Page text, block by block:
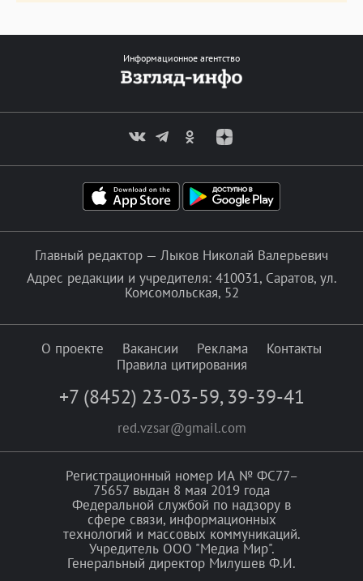
Информационное агентство
Главный редактор — Лыков Николай Валерьевич
Адрес редакции и учредителя: 410031, Саратов, ул.
Комсомольская, 52
О проекте Вакансии Реклама
Контакты
Правила цитирования
+7 (8452) 23-03-59, 39-39-41
red.vzsar@gmail.com
Регистрационный номер ИА № ФС77–
75657 выдан 8 мая 2019 года
Федеральной службой по надзору в
сфере связи, информационных
технологий и массовых коммуникаций.
Учредитель ООО "Медиа Мир".
Генеральный директор Милушев Ф.И.